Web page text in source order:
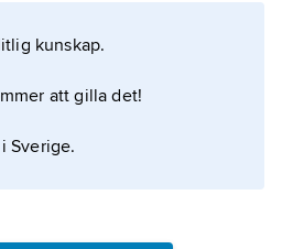
kunskap.
att gilla det!
Sverige.